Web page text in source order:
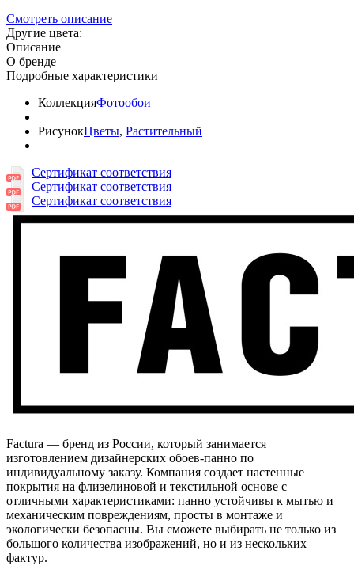
Смотреть описание
Другие цвета:
Описание
О бренде
Подробные характеристики
КоллекцияФотообои
РисунокЦветы, Растительный
Сертификат соответствия
Сертификат соответствия
Сертификат соответствия
Factura — бренд из России, который занимается
изготовлением дизайнерских обоев-панно по
индивидуальному заказу. Компания создает настенные
покрытия на флизелиновой и текстильной основе с
отличными характеристиками: панно устойчивы к мытью и
механическим повреждениям, просты в монтаже и
экологически безопасны. Вы сможете выбирать не только из
большого количества изображений, но и из нескольких
фактур.